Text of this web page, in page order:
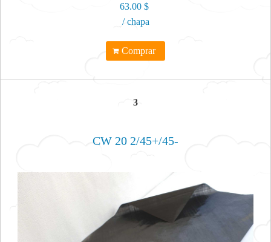
63.00 $
/ chapa
Comprar
3
CW 20 2/45+/45-